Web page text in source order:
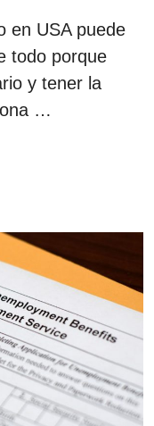
en USA puede
todo porque
y tener la
…